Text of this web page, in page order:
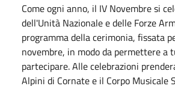
Come ogni anno, il IV Novembre si
dell'Unità Nazionale e delle Forze
programma della cerimonia, fissata
novembre, in modo da permettere
partecipare. Alle celebrazioni
Alpini di Cornate e il Corpo Musicale